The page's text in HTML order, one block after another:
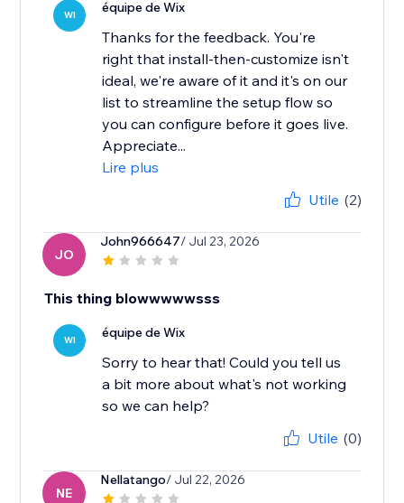
WI équipe de Wix
Thanks for the feedback. You're
right that install-then-customize isn't
ideal, we're aware of it and it's on our
list to streamline the setup flow so
you can configure before it goes live.
Appreciate...
Lire plus
Utile (2)
JO
John966647/ Jul 23, 2026
This thing blowwwwwsss
WI équipe de Wix
Sorry to hear that! Could you tell us
a bit more about what's not working
Utile (0)
NE
Nellatango/ Jul 22, 2026